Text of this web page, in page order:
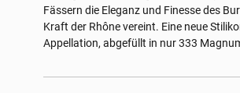
Fässern die Eleganz und Finesse des
Kraft der Rhône vereint. Eine neue
Appellation, abgefüllt in nur 333